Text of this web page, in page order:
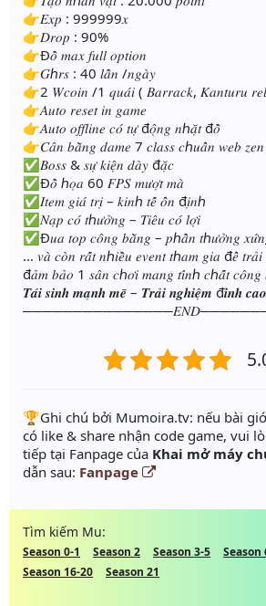
👉𝐸𝑥𝑝 : 999999𝑥
👉𝐷𝑟𝑜𝑝 : 90%
👉Đ𝑜̂̀ 𝑚𝑎𝑥 𝑓𝑢𝑙𝑙 𝑜𝑝𝑡𝑖𝑜𝑛
👉𝐺ℎ𝑟𝑠 : 40 𝑙𝑎̂̀𝑛 /𝑛𝑔𝑎̀𝑦
👉2 𝑊𝑐𝑜𝑖𝑛 /1 𝑞𝑢𝑎́𝑖 ( 𝐵𝑎𝑟𝑟𝑎𝑐𝑘, 𝐾𝑎𝑛𝑡𝑢𝑟𝑢
👉𝐴𝑢𝑡𝑜 𝑟𝑒𝑠𝑒𝑡 𝑖𝑛 𝑔𝑎𝑚𝑒
👉𝐴𝑢𝑡𝑜 𝑜𝑓𝑓𝑙𝑖𝑛𝑒 𝑐𝑜́ 𝑡𝑢̛̣ đ𝑜̣̂𝑛𝑔 𝑛ℎ𝑎̣̆𝑡 đ𝑜̂̀
👉𝐶𝑎̂𝑛 𝑏𝑎̆̀𝑛𝑔 𝑑𝑎𝑚𝑒 7 𝑐𝑙𝑎𝑠𝑠 𝑐ℎ𝑢𝑎̂̉𝑛 𝑤𝑒𝑏 𝑧𝑒𝑛
✅𝐵𝑜𝑠𝑠 & 𝑠𝑢̛̣ 𝑘𝑖𝑒̣̂𝑛 𝑑𝑎̀𝑦 đ𝑎̣̆𝑐
✅Đ𝑜̂̀ ℎ𝑜̣𝑎 60 𝐹𝑃𝑆 𝑚𝑢̛𝑜̛̣𝑡 𝑚𝑎̀
✅𝐼𝑡𝑒𝑚 𝑔𝑖𝑎́ 𝑡𝑟𝑖̣ – 𝑘𝑖𝑛ℎ 𝑡𝑒̂́ 𝑜̂̉𝑛 đ𝑖̣𝑛ℎ
✅𝑁𝑎̣𝑝 𝑐𝑜́ 𝑡ℎ𝑢̛𝑜̛̉𝑛𝑔 – 𝑇𝑖𝑒̂𝑢 𝑐𝑜́ 𝑙𝑜̛̣𝑖
✅Đ𝑢𝑎 𝑡𝑜𝑝 𝑐𝑜̂𝑛𝑔 𝑏𝑎̆̀𝑛𝑔 – 𝑝ℎ𝑎̂̀𝑛 𝑡ℎ𝑢̛𝑜̛̉𝑛𝑔
... 𝑣𝑎̀ 𝑐𝑜̀𝑛 𝑟𝑎̂́𝑡 𝑛ℎ𝑖𝑒̂̀𝑢 𝑒𝑣𝑒𝑛𝑡 𝑡ℎ𝑎𝑚 𝑔𝑖𝑎 đ𝑒̂̉
đ𝑎̉𝑚 𝑏𝑎̉𝑜 1 𝑠𝑎̂𝑛 𝑐ℎ𝑜̛𝑖 𝑚𝑎𝑛𝑔 𝑡𝑖́𝑛ℎ 𝑐ℎ𝑎̂́𝑡
𝑻𝒂́𝒊 𝒔𝒊𝒏𝒉 𝒎𝒂̣𝒏𝒉 𝒎𝒆̃ – 𝑻𝒓𝒂̉𝒊 𝒏𝒈𝒉𝒊𝒆̣̂𝒎 đ𝒊̉𝒏𝒉
️🏆Ghi chú bởi Mumoira.tv: nếu bài
có like & share nhận code game, vui
tiếp tại Fanpage của Khai mở máy
dẫn sau: Fanpage
Tìm kiếm Mu:
Season 0-1 Season 2 Season 3-5 Season
Season 16-20
Season 21